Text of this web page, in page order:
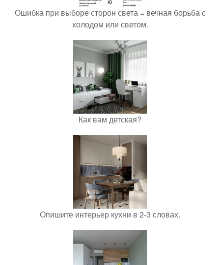
Ошибка при выборе сторон света = вечная борьба с
холодом или светом.
Как вам детская?
Опишите интерьер кухни в 2-3 словах.